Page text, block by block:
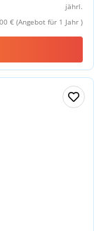
jährl.
€ (Angebot für 1 Jahr )